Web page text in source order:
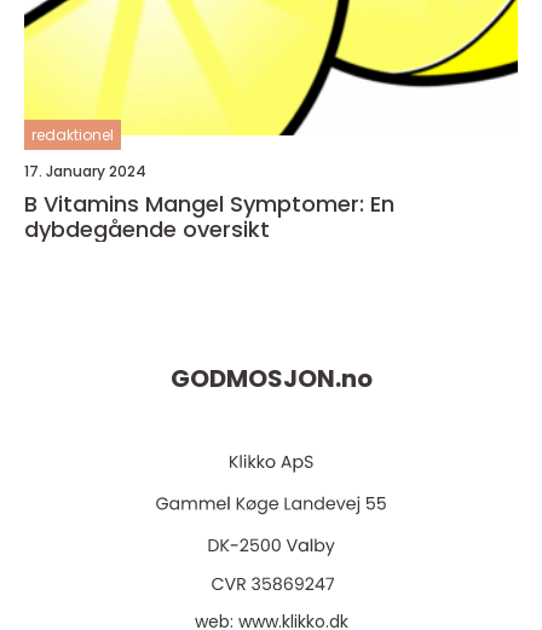
redaktionel
17. January 2024
B Vitamins Mangel Symptomer: En
dybdegående oversikt
GODMOSJON.no
web: www.klikko.dk